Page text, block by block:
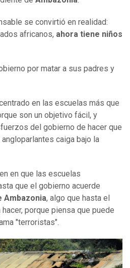
se convirtió en realidad:
africanos, ahora tiene niños
por matar a sus padres y
en las escuelas más que
son un objetivo fácil, y
del gobierno de hacer que
caiga bajo la
en que las escuelas
que el gobierno acuerde
Ambazonia, algo que hasta el
porque piensa que puede
"terroristas".